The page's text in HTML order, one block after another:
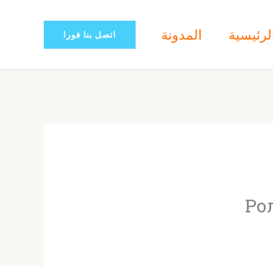
المدونة اتصل بنا فورا